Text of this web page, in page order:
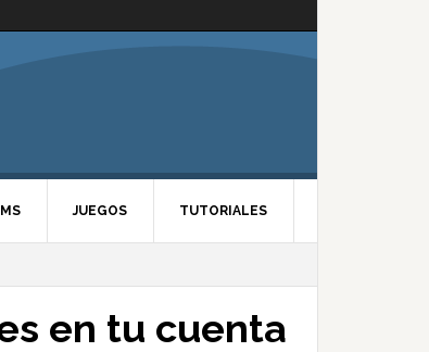
JUEGOS TUTORIALES
en tu cuenta